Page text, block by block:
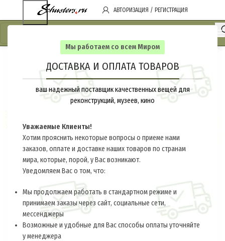
Мы работаем со всем Миром
ДОСТАВКА И ОПЛАТА ТОВАРОВ
ваш надежный поставщик качественных вещей для
реконструкций, музеев, кино
Уважаемые Клиенты!
Хотим прояснить некоторые вопросы о приеме нами
заказов, оплате и доставке наших товаров по странам
мира, которые, порой, у Вас возникают.
Уведомляем Вас о том, что:
Мы продолжаем работать в стандартном режиме и
принимаем заказы через сайт, социальные сети,
мессенджеры
Возможные и удобные для Вас способы оплаты уточняйте
у менеджера
АВТОРИЗАЦИЯ / РЕГИСТРАЦИЯ